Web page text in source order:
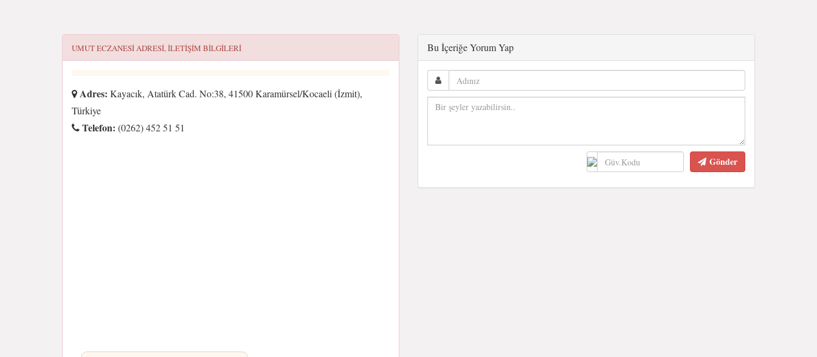
UMUT ECZANESIADRESI, ILETIŞIM BILGILERI
Adres: Kayacık, Atatürk Cad. No:38, 41500 Karamürsel/Kocaeli (İzmit),
Türkiye
Telefon: (0262) 452 51 51
Bu İçeriğe Yorum Yap
Gönder